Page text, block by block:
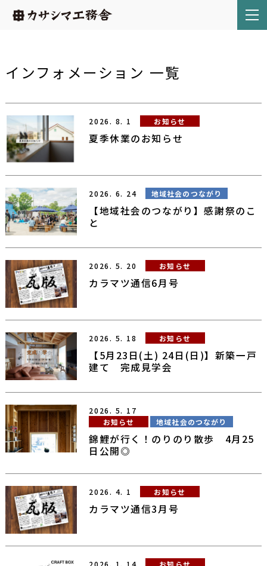
インフォメーション 一覧
2026. 8. 1 お知らせ
夏季休業のお知らせ
2026. 6. 24 地域社会のつながり
【地域社会のつながり】感謝祭のこ
と
2026. 5. 20 お知らせ
カラマツ通信6月号
2026. 5. 18 お知らせ
【5月23日(土) 24日(日)】新築一戸
建て 完成見学会
2026. 5. 17
お知らせ
地域社会のつながり
錦鯉が行く！のりのり散歩 4月25
日公開◎
2026. 4. 1 お知らせ
カラマツ通信3月号
2026. 1. 14 お知らせ